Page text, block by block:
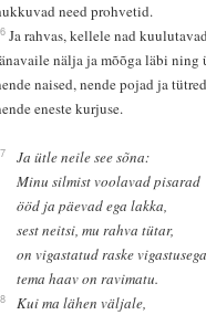
need prohvetid.
Ja rahvas, kellele nad
nälja ja mõõga läbi ning
naised, nende pojad ja
eneste kurjuse.
Ja ütle neile see sõna:
Minu silmist voolavad pisarad
ööd ja päevad ega lakka,
sest neitsi, mu rahva tütar,
on vigastatud raske
tema haav on ravimatu.
Kui ma lähen väljale,